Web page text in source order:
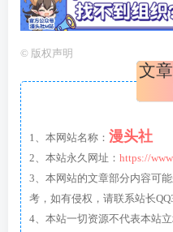
© 版权声明
文
1、本网站名称： 漫头社
2、本站永久网址： https://
3、本网站的文章部分内容可
考，如有侵权，请联系站长
4、本站一切资源不代表本站